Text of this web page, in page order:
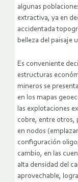
algunas
extractiva, ya en
accidentada
belleza del paisaje
Es conveniente
estructuras
mineros se
en los mapas
las explotaciones
cobre, entre otros,
en nodos
configuración
cambio, en las
alta densidad del
aprovechable,